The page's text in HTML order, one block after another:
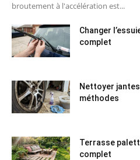
broutement à l'accélération est...
Changer
complet
Nettoyer
méthodes
Terrasse
complet